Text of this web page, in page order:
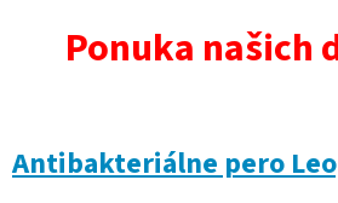
Ponuka našich
Antibakteriálne pero